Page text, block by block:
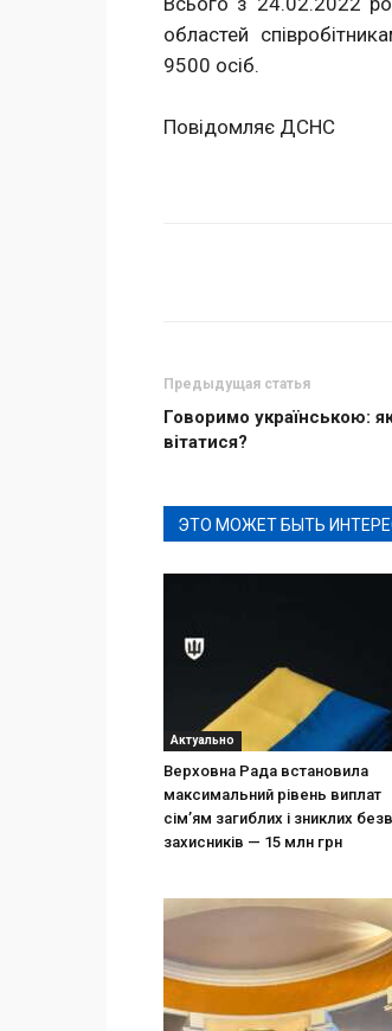
областей
9500 осіб.
Повідомляє ДСНС
Предыдущая статья
Говоримо українською:
вітатися?
ЭТО МОЖЕТ БЫТЬ
Актуально
Верховна Рада встановила
максимальний рівень виплат
сім’ям загиблих і зниклих
захисників — 15 млн грн